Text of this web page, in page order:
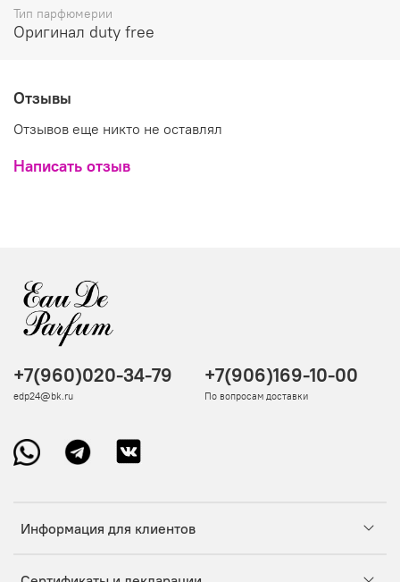
Тип парфюмерии
Оригинал duty free
Отзывы
Отзывов еще никто не оставлял
Написать отзыв
Информация для клиентов
+7(960)020-34-79
edp24@bk.ru
+7(906)169-10-00
По вопросам доставки